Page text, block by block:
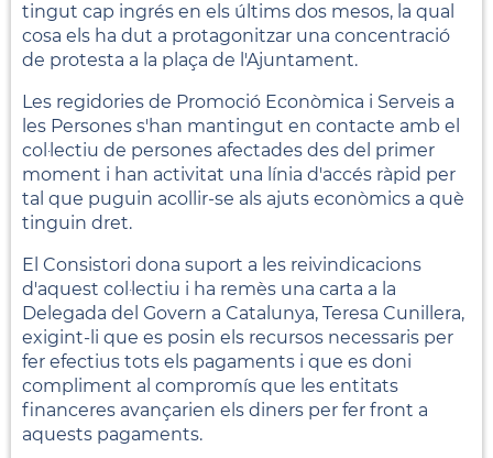
tingut cap ingrés en els últims dos mesos, la qual
cosa els ha dut a protagonitzar una concentració
de protesta a la plaça de l'Ajuntament.
Les regidories de Promoció Econòmica i Serveis a
les Persones s'han mantingut en contacte amb el
col·lectiu de persones afectades des del primer
moment i han activitat una línia d'accés ràpid per
tal que puguin acollir-se als ajuts econòmics a què
tinguin dret.
El Consistori dona suport a les reivindicacions
d'aquest col·lectiu i ha remès una carta a la
Delegada del Govern a Catalunya, Teresa Cunillera,
exigint-li que es posin els recursos necessaris per
fer efectius tots els pagaments i que es doni
compliment al compromís que les entitats
financeres avançarien els diners per fer front a
aquests pagaments.